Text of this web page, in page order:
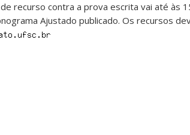
recurso contra a prova escrita vai até às
Ajustado publicado. Os recursos